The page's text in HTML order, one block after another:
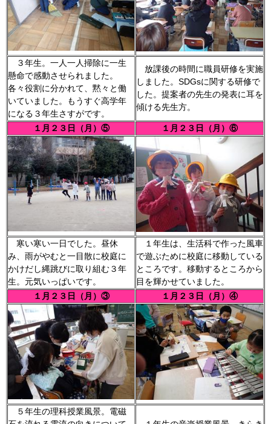
３年生。一人一人掃除に一生
懸命で感動させられました。
各々役割に分かれて、黙々と働
いていました。もうすぐ高学年
になる３年生さすがです。
放課後の時間に職員研修を実施
しました。SDGsに関する研修で
した。提案者の先生の発表に耳を
傾ける先生方。
１月２３日（月）⑤ １月２３日（月）⑥
寒い寒い一日でした。昼休
み、雨がやむと一目散に校庭に
かけだし縄跳びに取り組む３年
生。元気いっぱいです。
１年生は、生活科で作った風車
で遊ぶために校庭に移動している
ところです。移動するところから
目を輝かせていました。
１月２３日（月）③
１月２３日（月）④
５年生の理科授業風景。電磁